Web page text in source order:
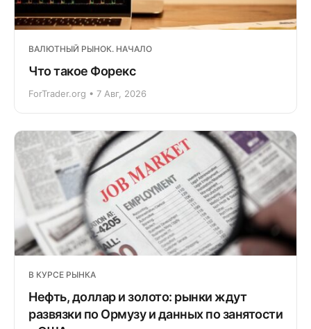
ВАЛЮТНЫЙ РЫНОК. НАЧАЛО
Что такое Форекс
ForTrader.org • 7 Авг, 2026
В КУРСЕ РЫНКА
Нефть, доллар и золото: рынки ждут
развязки по Ормузу и данных по занятости